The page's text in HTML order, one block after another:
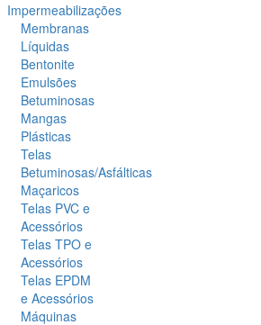
Impermeabilizações
Membranas
Líquidas
Bentonite
Emulsões
Betuminosas
Mangas
Plásticas
Telas
Betuminosas/Asfálticas
Maçaricos
Telas PVC e
Acessórios
Telas TPO e
Acessórios
Telas EPDM
e Acessórios
Máquinas